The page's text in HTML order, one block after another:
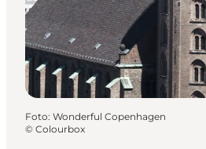
Planlæg din tur
CopenPay
Copenhagen Card
Foto: Wonderful Copenhagen
© Colourbox